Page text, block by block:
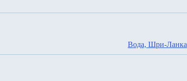
Вода, Шри-Ланка